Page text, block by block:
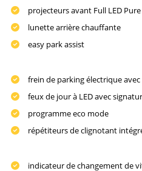
projecteurs avant Full LED
lunette arrière chauffante
easy park assist
frein de parking électrique
feux de jour à LED avec
programme eco mode
répétiteurs de clignotant
indicateur de changement de